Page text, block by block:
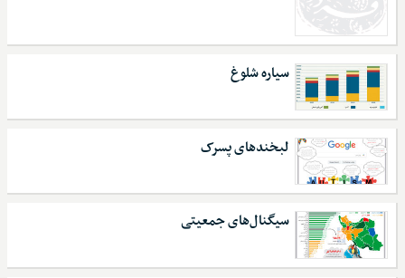
سیاره شلوغ
لبخندهای پسرک
سیگنال‌های جمعیتی